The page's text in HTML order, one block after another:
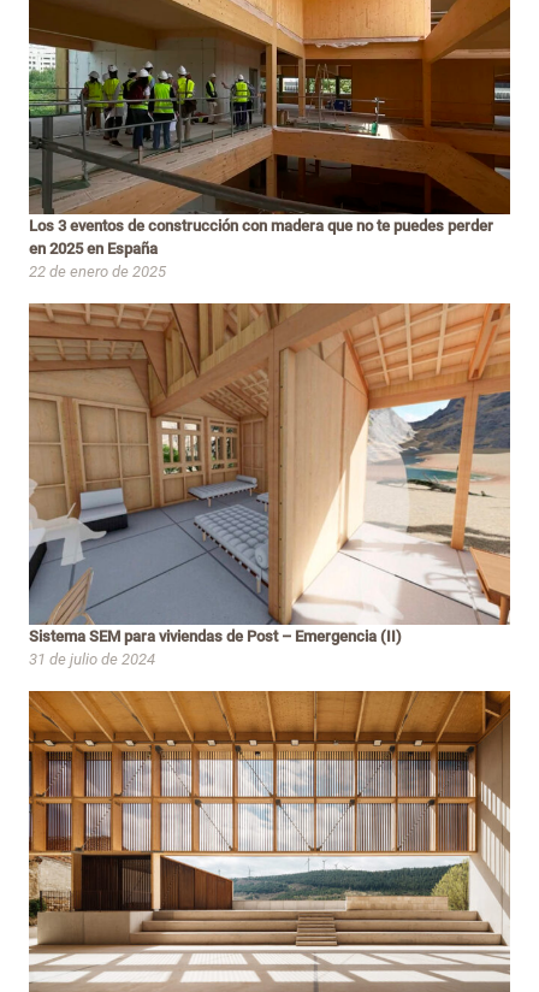
Los 3 eventos de construcción con madera que no te puedes perder
en 2025 en España
22 de enero de 2025
Sistema SEM para viviendas de Post – Emergencia (II)
31 de julio de 2024